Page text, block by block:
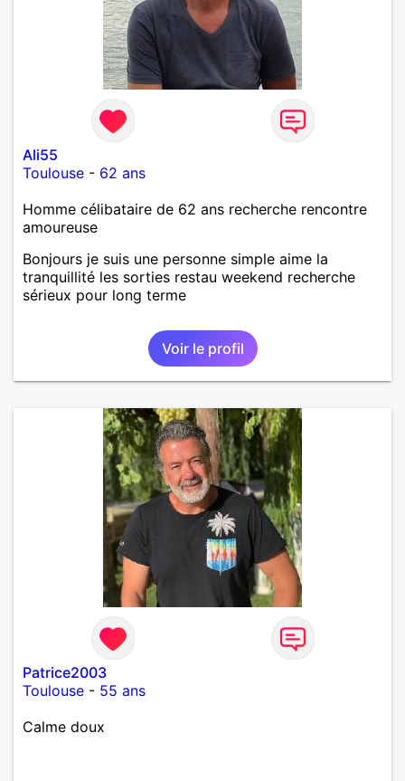
Ali55
Toulouse - 62 ans
Homme célibataire de 62 ans recherche rencontre
amoureuse
Bonjours je suis une personne simple aime la
tranquillité les sorties restau weekend recherche
sérieux pour long terme
Voir le profil
Patrice2003
Toulouse - 55 ans
Calme doux